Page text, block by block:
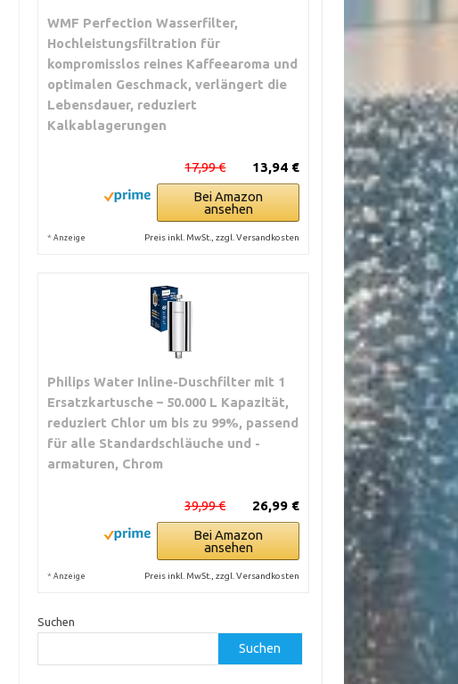
WMF Perfection Wasserfilter,
Hochleistungsfiltration für
kompromisslos reines Kaffeearoma und
optimalen Geschmack, verlängert die
Lebensdauer, reduziert
Kalkablagerungen
13,94 €
17,99 €
Bei Amazon
ansehen
* Anzeige Preis inkl. MwSt., zzgl. Versandkosten
Philips Water Inline-Duschfilter mit 1
Ersatzkartusche – 50.000 L Kapazität,
reduziert Chlor um bis zu 99%, passend
für alle Standardschläuche und -
armaturen, Chrom
26,99 €
39,99 €
Bei Amazon
ansehen
* Anzeige Preis inkl. MwSt., zzgl. Versandkosten
Suchen
Suchen